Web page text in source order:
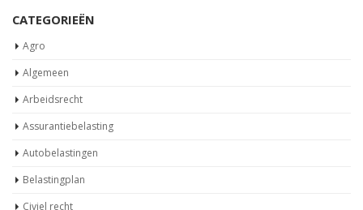
CATEGORIEËN
Agro
Algemeen
Arbeidsrecht
Assurantiebelasting
Autobelastingen
Belastingplan
Civiel recht